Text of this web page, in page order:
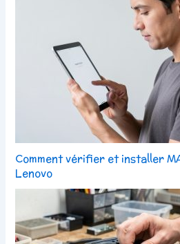
Comment vérifier et installer
Lenovo